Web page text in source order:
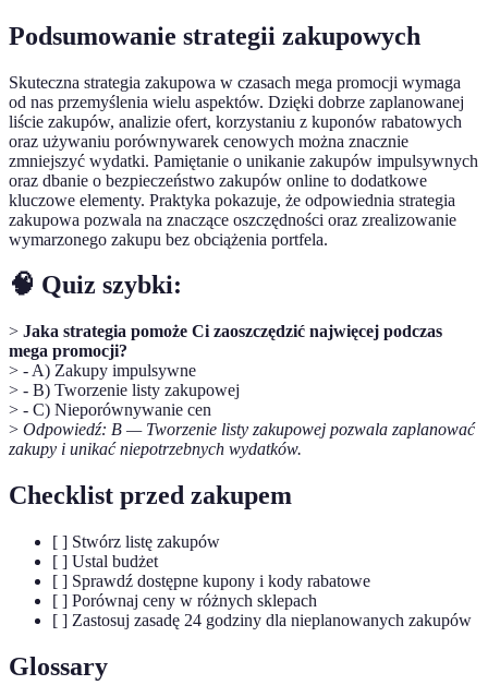
Podsumowanie strategii zakupowych
Skuteczna strategia zakupowa w czasach mega promocji wymaga
od nas przemyślenia wielu aspektów. Dzięki dobrze zaplanowanej
liście zakupów, analizie ofert, korzystaniu z kuponów rabatowych
oraz używaniu porównywarek cenowych można znacznie
zmniejszyć wydatki. Pamiętanie o unikanie zakupów impulsywnych
oraz dbanie o bezpieczeństwo zakupów online to dodatkowe
kluczowe elementy. Praktyka pokazuje, że odpowiednia strategia
zakupowa pozwala na znaczące oszczędności oraz zrealizowanie
wymarzonego zakupu bez obciążenia portfela.
🧠 Quiz szybki:
> Jaka strategia pomoże Ci zaoszczędzić najwięcej podczas
mega promocji?
> - A) Zakupy impulsywne
> - B) Tworzenie listy zakupowej
> - C) Nieporównywanie cen
> Odpowiedź: B — Tworzenie listy zakupowej pozwala zaplanować
zakupy i unikać niepotrzebnych wydatków.
Checklist przed zakupem
[ ] Stwórz listę zakupów
[ ] Ustal budżet
[ ] Sprawdź dostępne kupony i kody rabatowe
[ ] Porównaj ceny w różnych sklepach
[ ] Zastosuj zasadę 24 godziny dla nieplanowanych zakupów
Glossary